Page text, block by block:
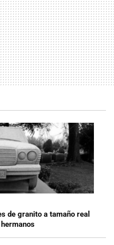
de granito a tamaño real